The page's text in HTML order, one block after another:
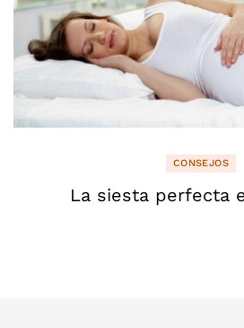
CONSEJOS
La siesta perfecta